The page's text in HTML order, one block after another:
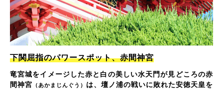
下関屈指のパワースポット、赤間神宮
竜宮城をイメージした赤と白の美しい水天門が見どころの赤
間神宮 （あかまじんぐう） は、壇ノ浦の戦いに敗れた安徳天皇を